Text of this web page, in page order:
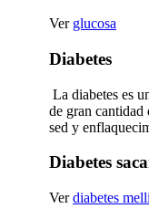
Ver glucosa
Diabetes
La diabetes es
de gran cantidad
sed y
Diabetes
Verdiabetes